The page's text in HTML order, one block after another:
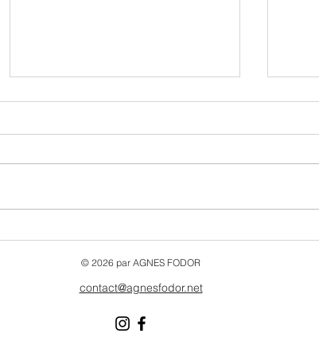
Musée et galerie Naia
© 2026 par AGNES FODOR
contact@agnesfodor.net